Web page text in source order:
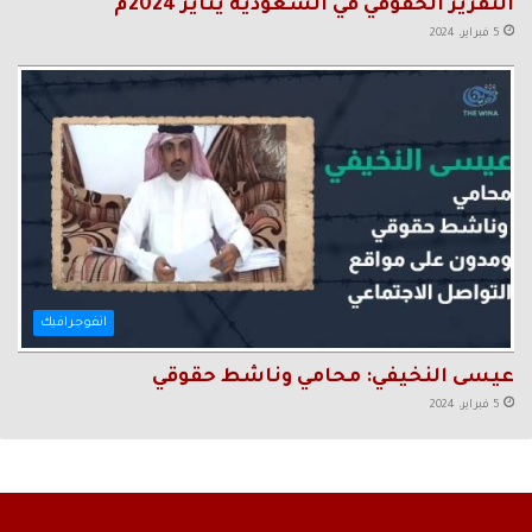
التقرير الحقوقي في السعودية يناير 2024م
5 فبراير، 2024
انفوجرافيك
عيسى النخيفي: محامي وناشط حقوقي
5 فبراير، 2024